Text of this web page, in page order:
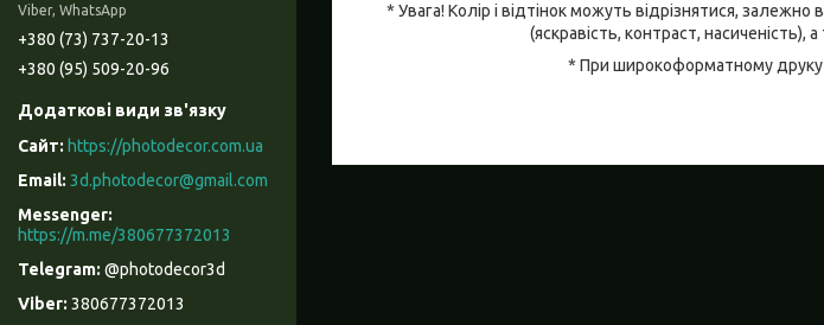
* Увага! Колір і відтінок можуть відрізнятися,
(яскравість, контраст,
* При широкоформатному друку
Viber, WhatsApp
+380 (73) 737-20-13
+380 (95) 509-20-96
https://photodecor.com.ua
3d.photodecor@gmail.com
https://m.me/380677372013
@photodecor3d
380677372013